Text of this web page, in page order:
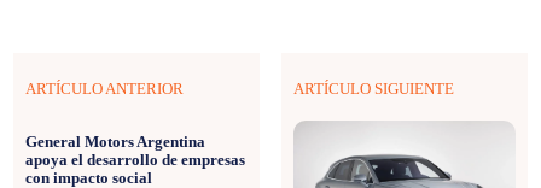
ARTÍCULO ANTERIOR
General Motors Argentina
apoya el desarrollo de empresas
con impacto social
ARTÍCULO SIGUIENTE